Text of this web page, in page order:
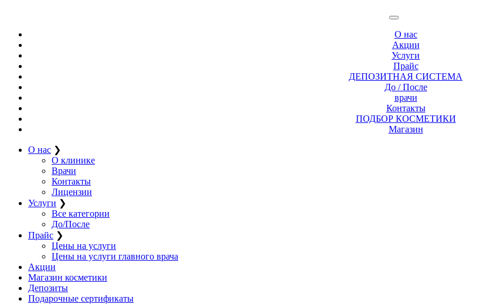
О нас
Акции
Услуги
Прайс
ДЕПОЗИТНАЯ СИСТЕМА
До / После
врачи
Контакты
ПОДБОР КОСМЕТИКИ
Магазин
О нас ❯
О клинике
Врачи
Контакты
Лицензии
Услуги ❯
Все категории
До/После
Прайс ❯
Цены на услуги
Цены на услуги главного врача
Акции
Магазин косметики
Депозиты
Подарочные сертификаты